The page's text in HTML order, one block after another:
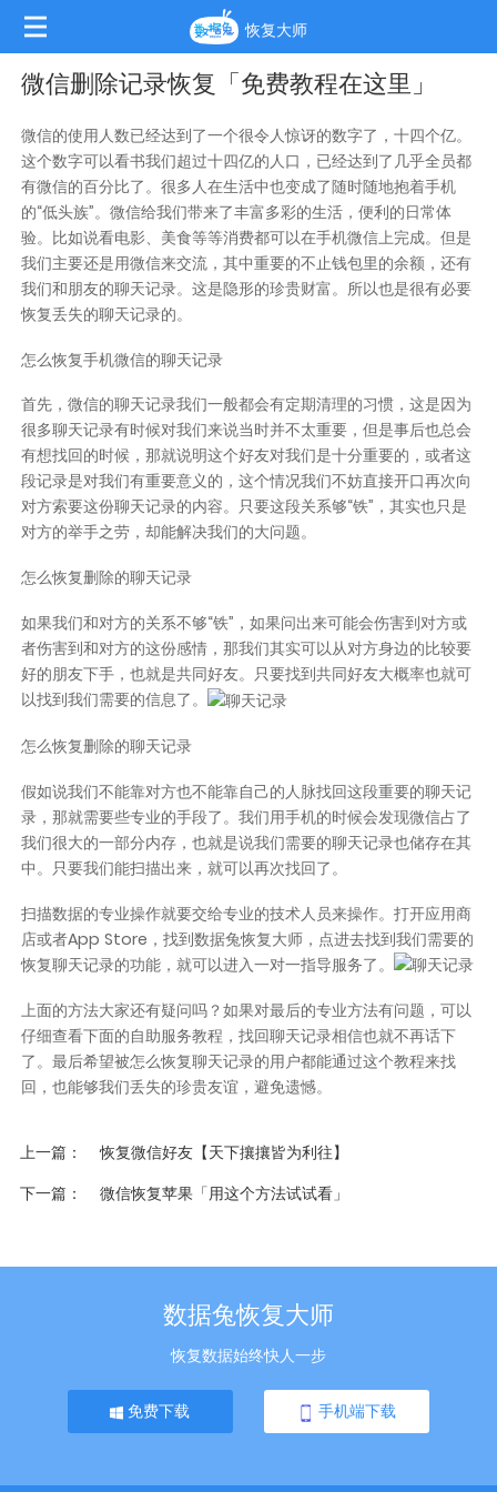
恢复大师
微信删除记录恢复「免费教程在这里」
微信的使用人数已经达到了一个很令人惊讶的数字了，十四个亿。
这个数字可以看书我们超过十四亿的人口，已经达到了几乎全员都
有微信的百分比了。很多人在生活中也变成了随时随地抱着手机
的“低头族”。微信给我们带来了丰富多彩的生活，便利的日常体
验。比如说看电影、美食等等消费都可以在手机微信上完成。但是
我们主要还是用微信来交流，其中重要的不止钱包里的余额，还有
我们和朋友的聊天记录。这是隐形的珍贵财富。所以也是很有必要
恢复丢失的聊天记录的。
怎么恢复手机微信的聊天记录
首先，微信的聊天记录我们一般都会有定期清理的习惯，这是因为
很多聊天记录有时候对我们来说当时并不太重要，但是事后也总会
有想找回的时候，那就说明这个好友对我们是十分重要的，或者这
段记录是对我们有重要意义的，这个情况我们不妨直接开口再次向
对方索要这份聊天记录的内容。只要这段关系够“铁”，其实也只是
对方的举手之劳，却能解决我们的大问题。
怎么恢复删除的聊天记录
如果我们和对方的关系不够“铁”，如果问出来可能会伤害到对方或
者伤害到和对方的这份感情，那我们其实可以从对方身边的比较要
好的朋友下手，也就是共同好友。只要找到共同好友大概率也就可
以找到我们需要的信息了。
怎么恢复删除的聊天记录
假如说我们不能靠对方也不能靠自己的人脉找回这段重要的聊天记
录，那就需要些专业的手段了。我们用手机的时候会发现微信占了
我们很大的一部分内存，也就是说我们需要的聊天记录也储存在其
中。只要我们能扫描出来，就可以再次找回了。
扫描数据的专业操作就要交给专业的技术人员来操作。打开应用商
店或者App Store，找到数据兔恢复大师，点进去找到我们需要的
恢复聊天记录的功能，就可以进入一对一指导服务了。
上面的方法大家还有疑问吗？如果对最后的专业方法有问题，可以
仔细查看下面的自助服务教程，找回聊天记录相信也就不再话下
了。最后希望被怎么恢复聊天记录的用户都能通过这个教程来找
回，也能够我们丢失的珍贵友谊，避免遗憾。
上一篇
恢复微信好友【天下攘攘皆为利往】
下一篇
微信恢复苹果「用这个方法试试看」
数据兔恢复大师
恢复数据始终快人一步
免费下载 手机端下载